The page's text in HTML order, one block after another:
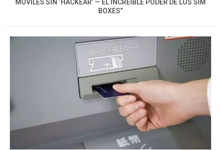
MÓVILES SIN ‘HACKEAR’ — EL INCREÍBLE PODER DE LOS SIM
BOXES”